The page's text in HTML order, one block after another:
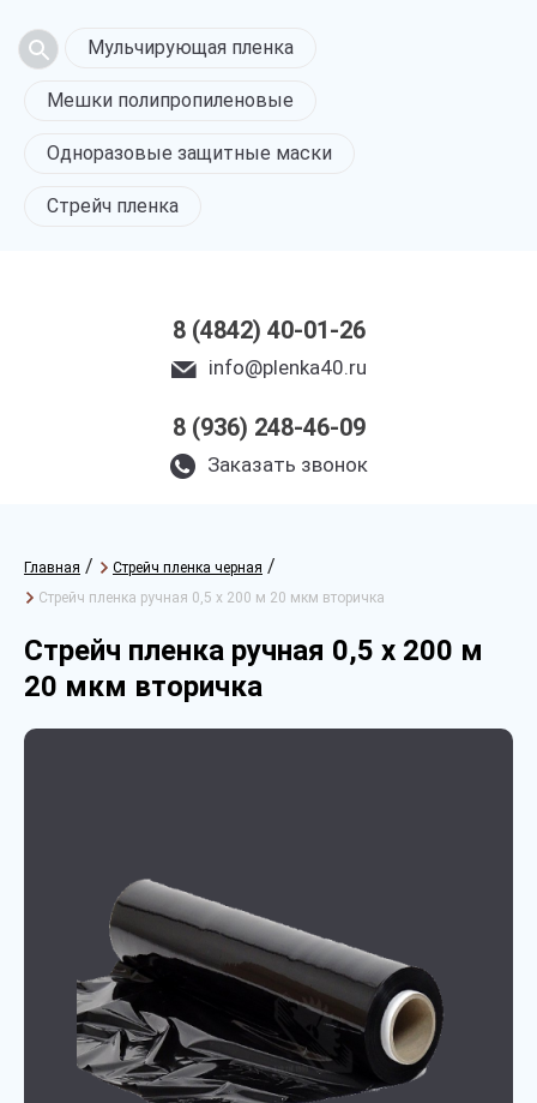
Мульчирующая пленка
Мешки полипропиленовые
Одноразовые защитные маски
Стрейч пленка
8 (4842) 40-01-26
info@plenka40.ru
8 (936) 248-46-09
Заказать звонок
Главная / Стрейч пленка черная /
Стрейч пленка ручная 0,5 х 200 м 20 мкм вторичка
Стрейч пленка ручная 0,5 х 200 м
20 мкм вторичка